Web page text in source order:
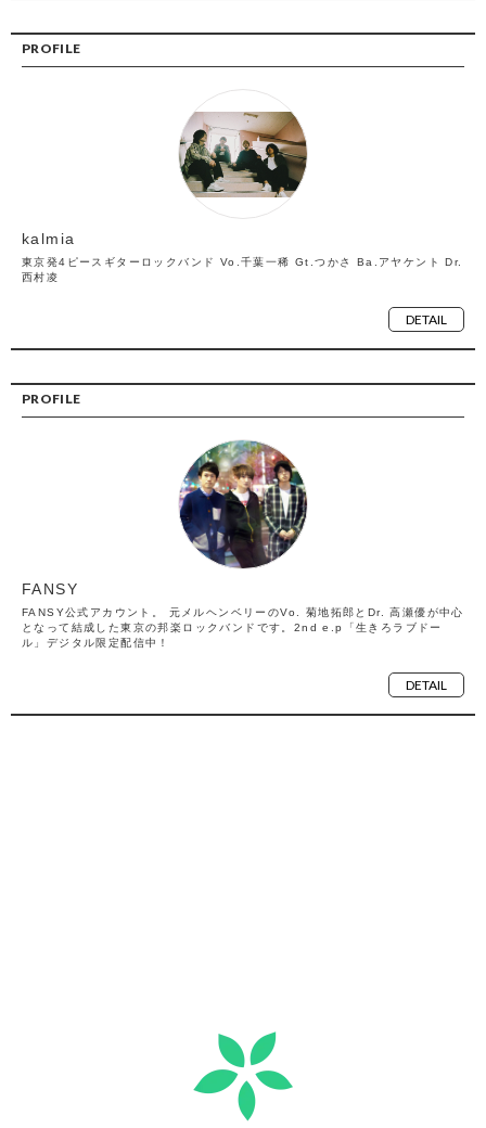
PROFILE
kalmia
東京発4ピースギターロックバンド Vo.千葉一稀 Gt.つかさ Ba.アヤケント Dr.
西村凌
DETAIL
PROFILE
FANSY
FANSY公式アカウント。 元メルヘンベリーのVo. 菊地拓郎とDr. 高瀬優が中心
となって結成した東京の邦楽ロックバンドです。2nd e.p「生きろラブドー
ル」デジタル限定配信中！
DETAIL